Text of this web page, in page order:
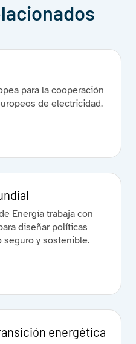
para la cooperación
de electricidad.
Energía trabaja con
diseñar políticas
seguro y sostenible.
energética